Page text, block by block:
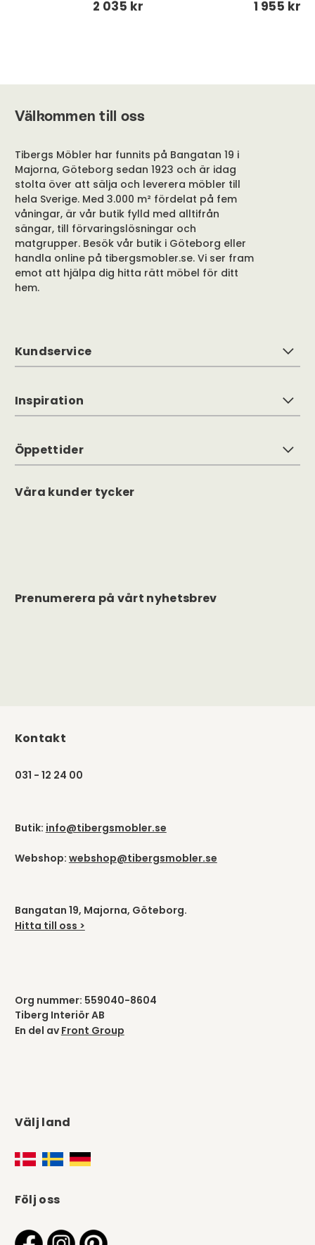
2 035 kr 1 955 kr
Välkommen till oss
Tibergs Möbler har funnits på Bangatan 19 i
Majorna, Göteborg sedan 1923 och är idag
stolta över att sälja och leverera möbler till
hela Sverige. Med 3.000 m² fördelat på fem
våningar, är vår butik fylld med alltifrån
sängar, till förvaringslösningar och
matgrupper. Besök vår butik i Göteborg eller
handla online på tibergsmobler.se. Vi ser fram
emot att hjälpa dig hitta rätt möbel för ditt
hem.
Kundservice
Inspiration
Öppettider
Våra kunder tycker
Prenumerera på vårt nyhetsbrev
Kontakt
031 - 12 24 00
Butik: info@tibergsmobler.se
Webshop: webshop@tibergsmobler.se
Bangatan 19, Majorna, Göteborg.
Hitta till oss >
Org nummer: 559040-8604
Tiberg Interiör AB
En del av Front Group
Välj land
Följ oss